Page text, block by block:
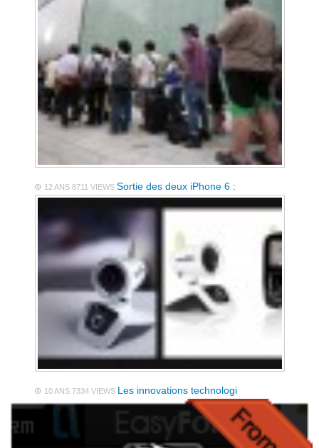
12 ANS8711 VIEWSSortie des deux iPhone 6 :
10 ANS7334 VIEWS Les innovations technologi